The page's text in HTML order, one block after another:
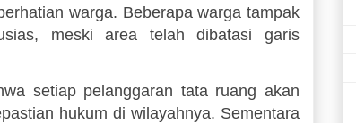
warga. Beberapa warga tampak
meski area telah dibatasi garis
setiap pelanggaran tata ruang akan
hukum di wilayahnya. Sementara